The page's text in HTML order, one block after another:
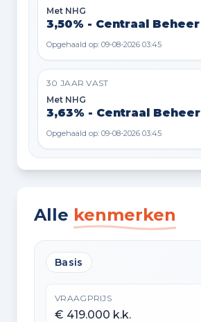
Met NHG
3,50% - Centraal Beheer
Opgehaald op: 09-08-2026 03:45
30 JAAR VAST
Met NHG
3,63% - Centraal Beheer
Opgehaald op: 09-08-2026 03:45
Alle kenmerken
Basis
VRAAGPRIJS
€ 419.000 k.k.